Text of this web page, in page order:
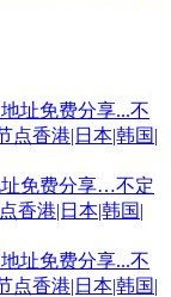
址免费分享…不定
香港|日本|韩国|